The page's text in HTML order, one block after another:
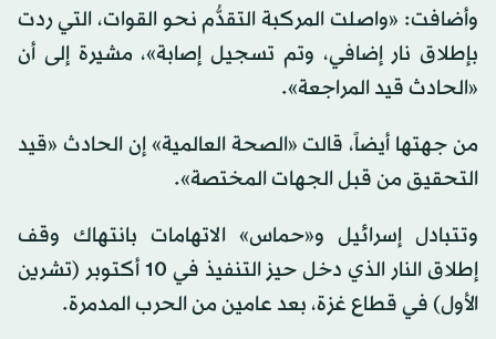
وأضافت: «واصلت المركبة التقدُّم نحو القوات، التي ردت
بإطلاق نار إضافي، وتم تسجيل إصابة»، مشيرة إلى أن
«الحادث قيد المراجعة».
من جهتها أيضاً، قالت «الصحة العالمية» إن الحادث «قيد
التحقيق من قبل الجهات المختصة».
وتتبادل إسرائيل و«حماس» الاتهامات بانتهاك وقف
إطلاق النار الذي دخل حيز التنفيذ في 10 أكتوبر (تشرين
الأول) في قطاع غزة، بعد عامين من الحرب المدمرة.